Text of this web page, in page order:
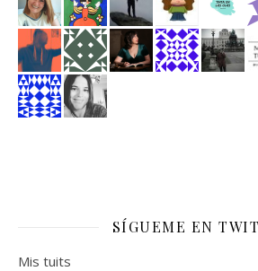
SÍGUEME EN
Mis tuits